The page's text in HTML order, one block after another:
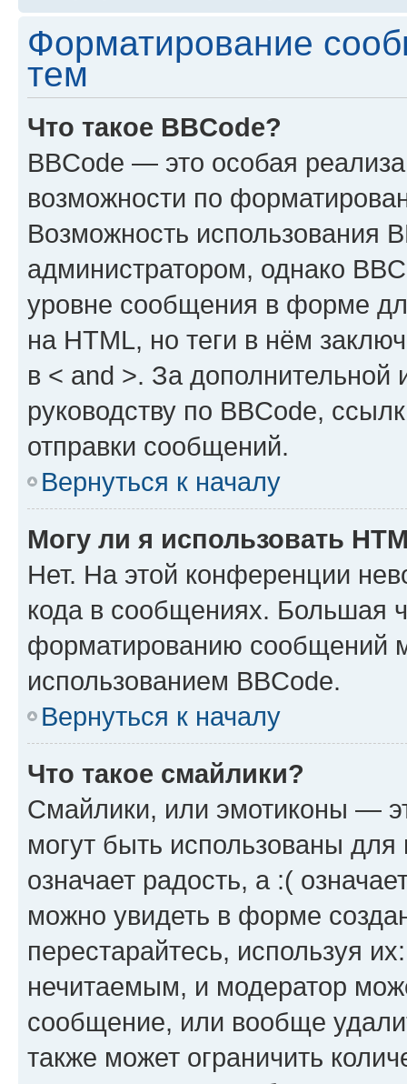
Форматирование
тем
Что такое BBCode?
BBCode — это особая
возможности по
Возможность использования
администратором, однако
уровне сообщения в форме
на HTML, но теги в нём
в < and >. За
руководству по BBCode,
отправки сообщений.
Вернуться к началу
Могу ли я использовать
Нет. На этой конференции
кода в сообщениях. Большая
форматированию сообщений
использованием BBCode.
Вернуться к началу
Что такое смайлики?
Смайлики, или эмотиконы —
могут быть использованы
означает радость, а :(
можно увидеть в форме
перестарайтесь, используя
нечитаемым, и модератор
сообщение, или вообще
также может ограничить